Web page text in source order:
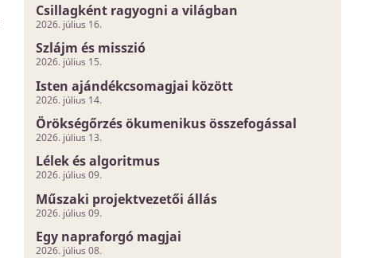
Csillagként ragyogni a világban
2026. július 16.
Szlájm és misszió
2026. július 15.
Isten ajándékcsomagjai között
2026. július 14.
Örökségőrzés ökumenikus összefogással
2026. július 13.
Lélek és algoritmus
2026. július 09.
Műszaki projektvezetői állás
2026. július 09.
Egy napraforgó magjai
2026. július 08.